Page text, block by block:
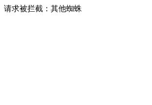
请求被拦截：其他蜘蛛